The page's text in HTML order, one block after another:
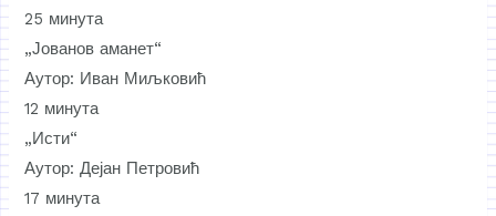
25 минута
„Јованов аманет“
Аутор: Иван Миљковић
12 минута
„Исти“
Аутор: Дејан Петровић
17 минута